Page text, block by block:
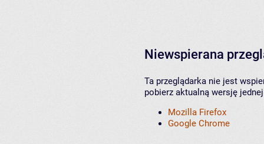
Niewspierana
Ta przeglądarka nie jest
pobierz aktualną wersję
Mozilla Firefox
Google Chrome